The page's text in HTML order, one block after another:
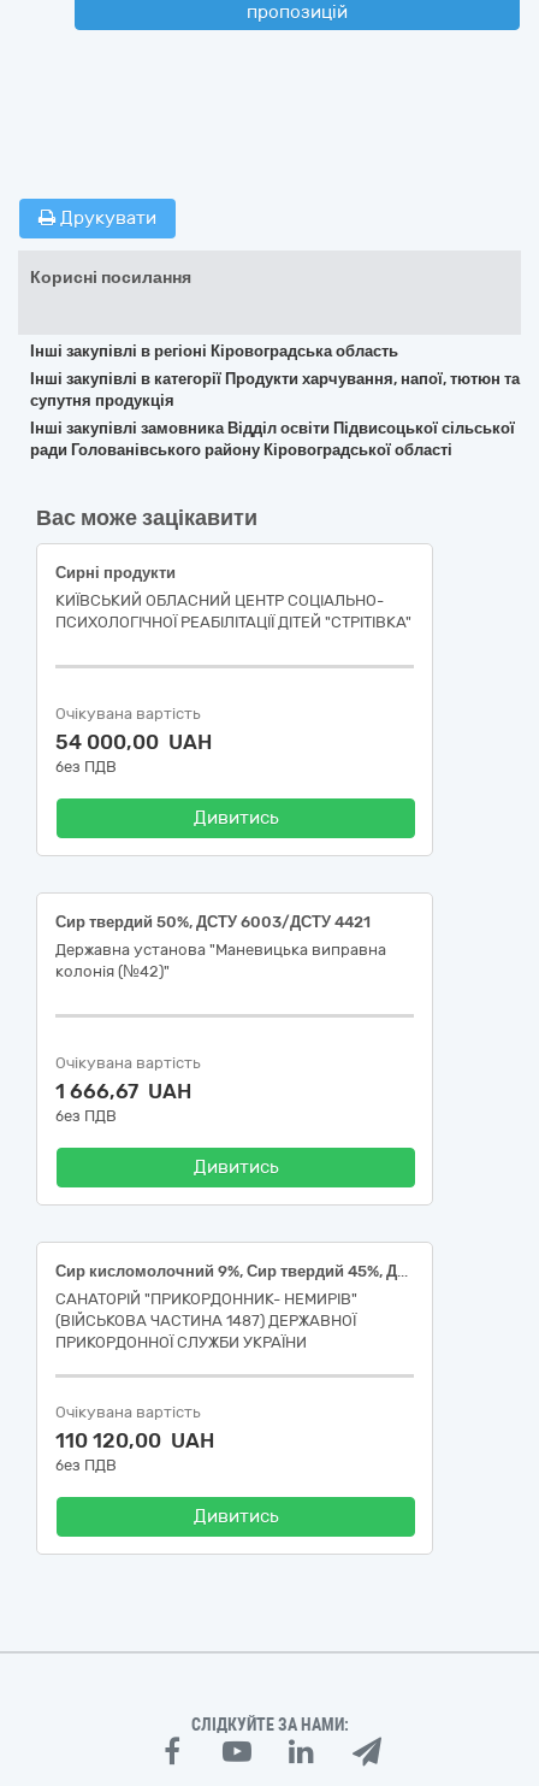
пропозицій
Друкувати
Корисні посилання
Інші закупівлі в регіоні Кіровоградська область
Інші закупівлі в категорії Продукти харчування, напої, тютюн та
супутня продукція
Інші закупівлі замовника Відділ освіти Підвисоцької сільської
ради Голованівського району Кіровоградської області
Вас може зацікавити
Сирні продукти
КИЇВСЬКИЙ ОБЛАСНИЙ ЦЕНТР СОЦІАЛЬНО-
ПСИХОЛОГІЧНОЇ РЕАБІЛІТАЦІЇ ДІТЕЙ "СТРІТІВКА"
Очікувана вартість
54 000,00 UAH
без ПДВ
Дивитись
Сир твердий 50%, ДСТУ 6003/ДСТУ 4421
Державна установа "Маневицька виправна
колонія (№42)"
Очікувана вартість
1 666,67 UAH
без ПДВ
Дивитись
Сир кисломолочний 9%, Сир твердий 45%, ДСТУ 6003/ДСТУ 4421
САНАТОРІЙ "ПРИКОРДОННИК- НЕМИРІВ"
(ВІЙСЬКОВА ЧАСТИНА 1487) ДЕРЖАВНОЇ
ПРИКОРДОННОЇ СЛУЖБИ УКРАЇНИ
Очікувана вартість
110 120,00 UAH
без ПДВ
Дивитись
СЛІДКУЙТЕ ЗА НАМИ: